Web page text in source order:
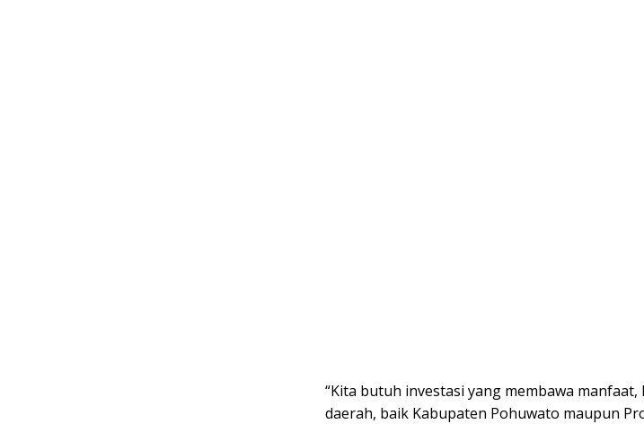
“Kita butuh investasi yang membawa
daerah, baik Kabupaten Pohuwato maupun